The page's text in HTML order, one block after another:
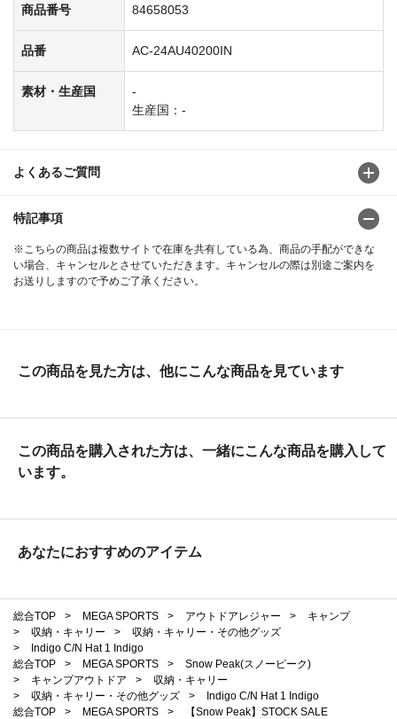
商品番号 84658053
品番 AC-24AU40200IN
素材・生産国
-
生産国：-
よくあるご質問
特記事項
※こちらの商品は複数サイトで在庫を共有している為、商品の手配ができな
い場合、キャンセルとさせていただきます。キャンセルの際は別途ご案内を
お送りしますので予めご了承ください。
この商品を見た方は、他にこんな商品を見ています
この商品を購入された方は、一緒にこんな商品を購入して
います。
あなたにおすすめのアイテム
総合TOP > MEGA SPORTS > アウトドアレジャー >
キャンプ
>
収納・キャリー >
収納・キャリー・その他グッズ
>
Indigo C/N Hat 1 Indigo
総合TOP
> MEGA SPORTS >
Snow Peak(スノーピーク)
>
キャンプアウトドア >
収納・キャリー
>
収納・キャリー・その他グッズ >
Indigo C/N Hat 1 Indigo
総合TOP
> MEGA SPORTS >
【Snow Peak】STOCK SALE